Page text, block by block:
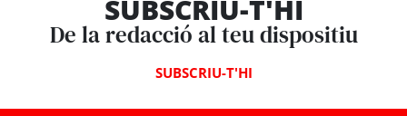
SUBSCRIU-T'HI
De la redacció al teu dispositiu
SUBSCRIU-T'HI